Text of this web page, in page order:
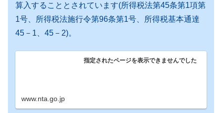
算入することとされています(所得税法第45条第1項第
1号、所得税法施行令第96条第1号、所得税基本通達
45－1、45－2)。
指定されたページを表示できませんでした
www.nta.go.jp